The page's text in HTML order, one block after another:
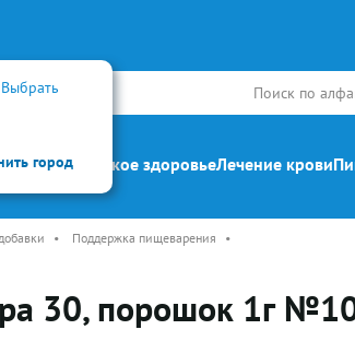
Выбрать
город
Искать Поиск по
и гриппЖенское здоровьеЛечение крови
• Поддержка пищеварения •
30, порошок 1г